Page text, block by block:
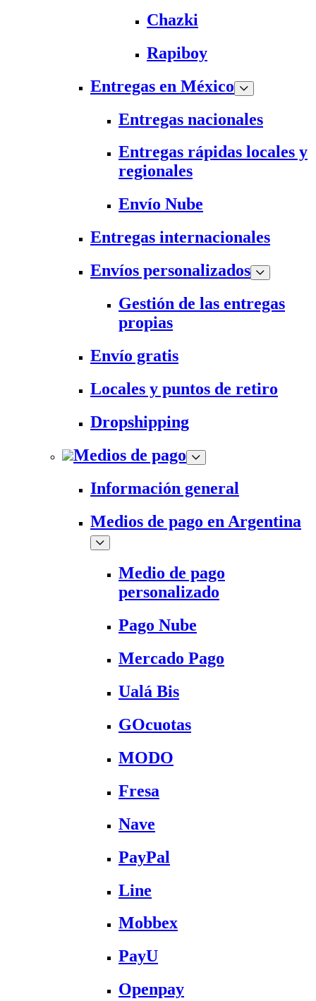
Chazki
Rapiboy
Entregas en México
Entregas nacionales
Entregas rápidas locales y
regionales
Envío Nube
Entregas internacionales
Envíos personalizados
Gestión de las entregas
propias
Envío gratis
Locales y puntos de retiro
Dropshipping
Medios de pago
Información general
Medios de pago en Argentina
Medio de pago
personalizado
Pago Nube
Mercado Pago
Ualá Bis
GOcuotas
MODO
Fresa
Nave
PayPal
Line
Mobbex
PayU
Openpay